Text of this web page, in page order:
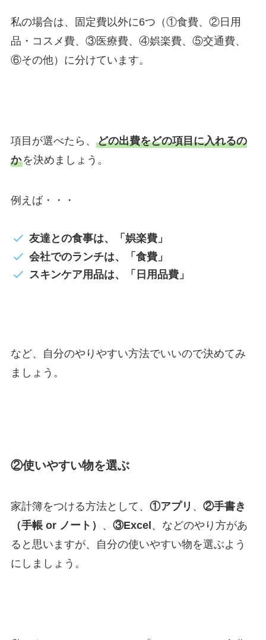
私の場合は、固定費以外に6つ（①食費、②日用
品・コスメ費、③医療費、④娯楽費、⑤交通費、
⑥その他）に分けています。
項目が選べたら、 どの出費をどの項目に入れるの
かを決めましょう。
例えば・・・
友達との食事は、「娯楽費」
会社でのランチは、「食費」
スキンケア用品は、「日用品費」
など、自分のやりやすい方法でいいので決めてみ
ましょう。
②使いやすい物を選ぶ
家計簿をつける方法として、 ①アプリ 、 ②手書き
（手帳 or ノート）
、 ③Excel 、などのやり方があ
ると思いますが、自分の使いやすい物を選ぶよう
にしましょう。